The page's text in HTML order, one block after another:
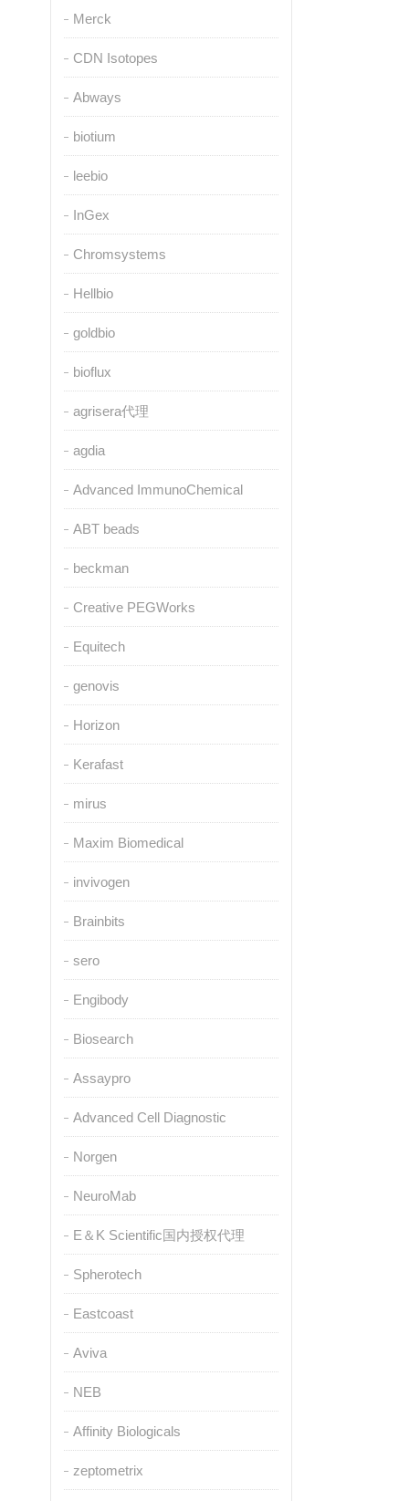
Merck
CDN Isotopes
Abways
biotium
leebio
InGex
Chromsystems
Hellbio
goldbio
bioflux
agrisera代理
agdia
Advanced ImmunoChemical
ABT beads
beckman
Creative PEGWorks
Equitech
genovis
Horizon
Kerafast
mirus
Maxim Biomedical
invivogen
Brainbits
sero
Engibody
Biosearch
Assaypro
Advanced Cell Diagnostic
Norgen
NeuroMab
E＆K Scientific国内授权代理
Spherotech
Eastcoast
Aviva
NEB
Affinity Biologicals
zeptometrix